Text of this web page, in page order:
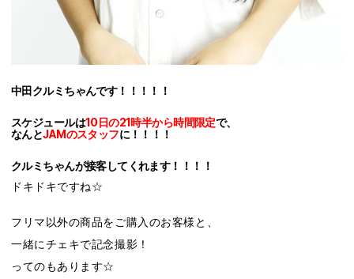
中田クルミちゃんです！！！！！
スケジュールは10日の21時半から時間限定で、
なんとJAMのスタッフに！！！！
クルミちゃんが接客してくれます！！！！
ドキドキですね☆
フリマ以外の商品をご購入のお客様と、
一緒にチェキで記念撮影！
ってのもあります☆